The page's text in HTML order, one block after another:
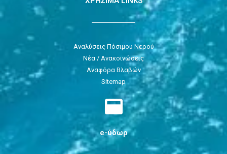
Αναλύσεις Πόσιμου Νερού
Νέα / Ανακοινώσεις
Αναφόρα Βλαβών
Sitemap
e-ύδωρ